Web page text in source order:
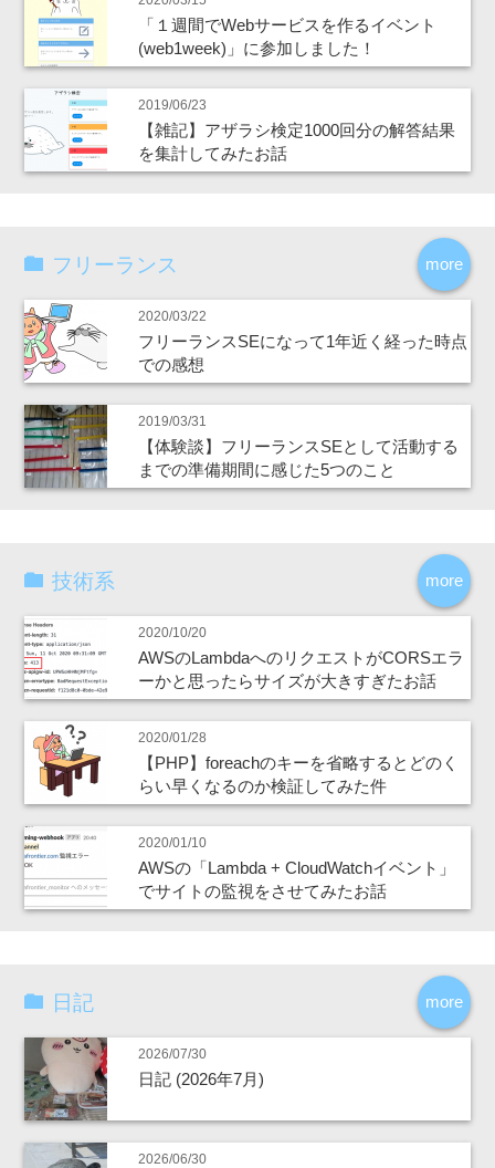
「１週間でWebサービスを作るイベント
(web1week)」に参加しました！
2019/06/23
【雑記】アザラシ検定1000回分の解答結果
を集計してみたお話
more
フリーランス
2020/03/22
フリーランスSEになって1年近く経った時点
での感想
2019/03/31
【体験談】フリーランスSEとして活動する
までの準備期間に感じた5つのこと
more
技術系
2020/10/20
AWSのLambdaへのリクエストがCORSエラ
ーかと思ったらサイズが大きすぎたお話
2020/01/28
【PHP】foreachのキーを省略するとどのく
らい早くなるのか検証してみた件
2020/01/10
AWSの「Lambda + CloudWatchイベント」
でサイトの監視をさせてみたお話
more
日記
2026/07/30
日記 (2026年7月)
2026/06/30